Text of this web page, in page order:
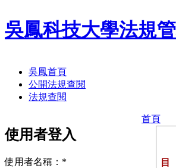
吳鳳科技大學法規
吳鳳首頁
公開法規查閱
法規查閱
使用者登入
使用者名稱： *
首頁